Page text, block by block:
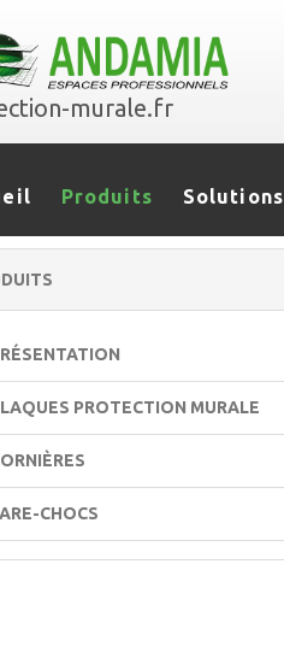
murale.fr
Produits Solutions
PROTECTION MURALE
CHOCS